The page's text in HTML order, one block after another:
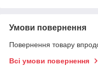
Умови повернення
Повернення товару
Всі умови повернення